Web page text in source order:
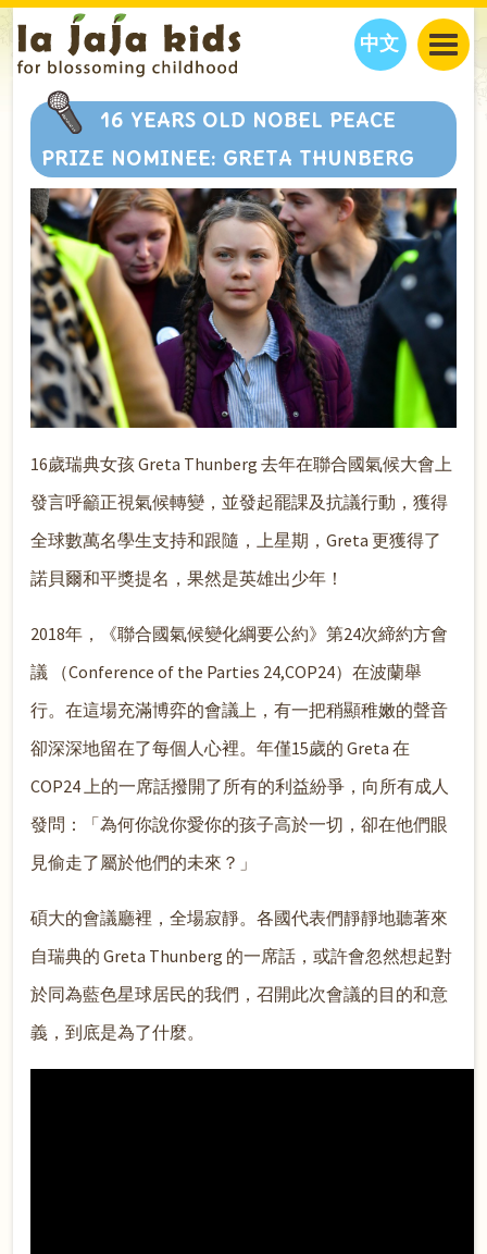
中文
JAJA’S WORLD
BLOG
CLASSES
INTERVIEWS
CALENDAR
EVENTS
THINGS TO DO
JAJA’S PICKS
FAMILY WELLNESS
EDUCATION
ABOUT
OUR STORY
CONTACT US
PARTNERS
SHOP NOW
16 YEARS OLD NOBEL PEACE
PRIZE NOMINEE: GRETA THUNBERG
16歲瑞典女孩 Greta Thunberg 去年在聯合國氣候大會上
發言呼籲正視氣候轉變，並發起罷課及抗議行動，獲得
全球數萬名學生支持和跟隨，上星期，Greta 更獲得了
諾貝爾和平獎提名，果然是英雄出少年！
2018年，《聯合國氣候變化綱要公約》第24次締約方會
議 （Conference of the Parties 24,COP24）在波蘭舉
行。在這場充滿博弈的會議上，有一把稍顯稚嫩的聲音
卻深深地留在了每個人心裡。年僅15歲的 Greta 在
COP24 上的一席話撥開了所有的利益紛爭，向所有成人
發問：「為何你說你愛你的孩子高於一切，卻在他們眼
見偷走了屬於他們的未來？」
碩大的會議廳裡，全場寂靜。各國代表們靜靜地聽著來
自瑞典的 Greta Thunberg 的一席話，或許會忽然想起對
於同為藍色星球居民的我們，召開此次會議的目的和意
義，到底是為了什麼。